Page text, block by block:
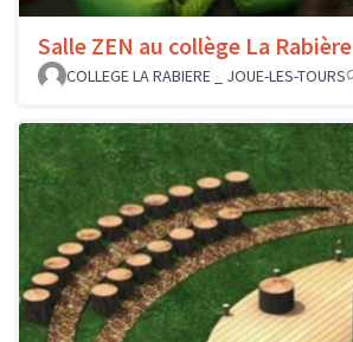
Salle ZEN au collège La Rabière
COLLEGE LA RABIERE _ JOUE-LES-TOURS